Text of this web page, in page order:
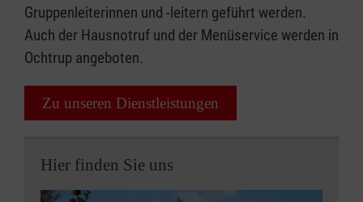
Gruppenleiterinnen und -leitern geführt werden.
Auch der Hausnotruf und der Menüservice werden in
Ochtrup angeboten.
Zu unseren Dienstleistungen
Hier finden Sie uns